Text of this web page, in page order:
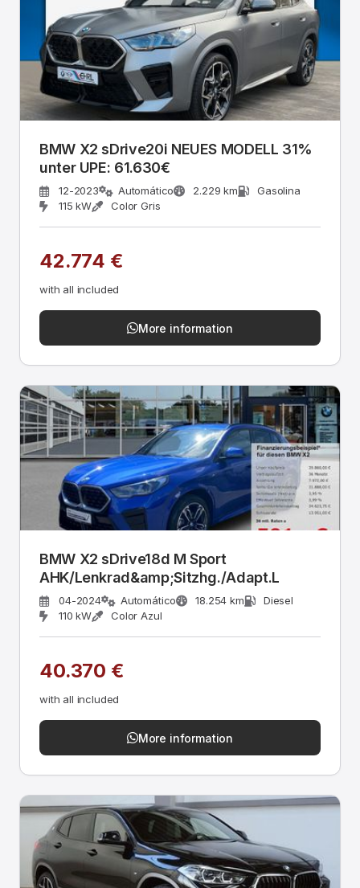
BMW X2 sDrive20i NEUES MODELL 31%
unter UPE: 61.630€
12-2023 Automático 2.229 km
Gasolina
115 kW
Color Gris
42.774 €
with all included
More information
BMW X2 sDrive18d M Sport
AHK/Lenkrad&amp;Sitzhg./Adapt.L
04-2024 Automático 18.254 km
Diesel
110 kW
Color Azul
40.370 €
with all included
More information